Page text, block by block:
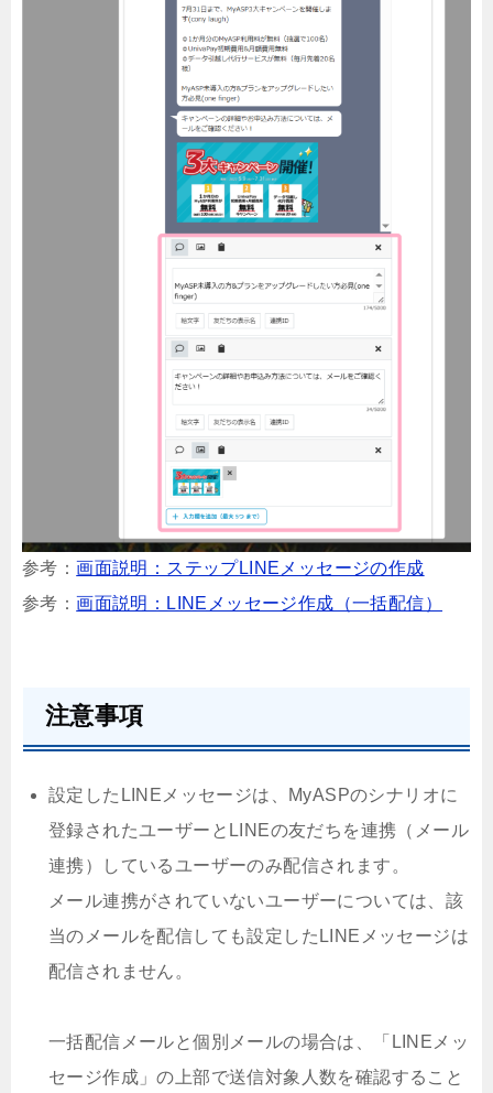
参考：画面説明：ステップLINEメッセージの作成
参考：画面説明：LINEメッセージ作成（一括配信）
注意事項
設定したLINEメッセージは、MyASPのシナリオに
登録されたユーザーとLINEの友だちを連携（メール
連携）しているユーザーのみ配信されます。
メール連携がされていないユーザーについては、該
当のメールを配信しても設定したLINEメッセージは
配信されません。
一括配信メールと個別メールの場合は、「LINEメッ
セージ作成」の上部で送信対象人数を確認すること